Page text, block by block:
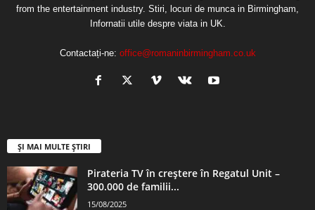
from the entertainment industry. Stiri, locuri de munca in Birmingham,
Infornatii utile despre viata in UK.
Contactați-ne: office@romaninbirmingham.co.uk
ȘI MAI MULTE ȘTIRI
Pirateria TV în creștere în Regatul Unit –
300.000 de familii...
15/08/2025